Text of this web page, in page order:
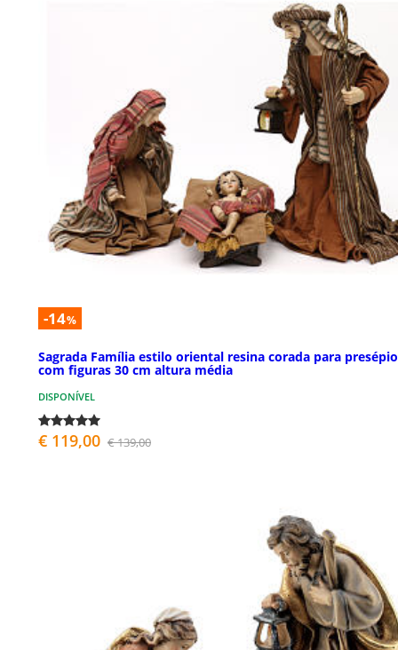
-14%
Sagrada Família estilo oriental resina corada para presépio
com figuras 30 cm altura média
DISPONÍVEL
€ 119,00 € 139,00